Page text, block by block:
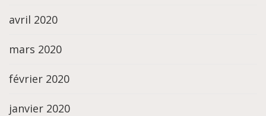
avril 2020
mars 2020
février 2020
janvier 2020